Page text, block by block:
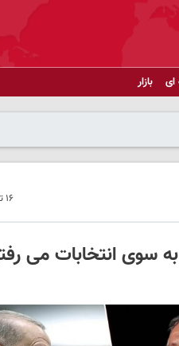
ای بازار
۱۶ تیر ۱۴۰۴ - ۱۳:۲۵
سوی انتخابات می